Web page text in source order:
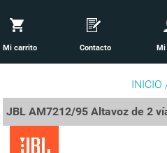
Mi carrito Contacto Mi
INICIO
JBL AM7212/95 Altavoz de 2